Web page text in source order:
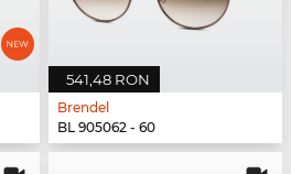
541,48 RON
Brendel
BL 905062 - 60